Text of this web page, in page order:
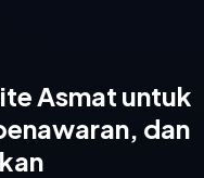
Asmat untuk
dan